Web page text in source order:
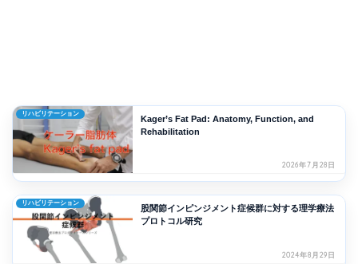
リハビリテーション
Kager’s Fat Pad: Anatomy, Function, and
Rehabilitation
2026年7月28日
リハビリテーション
股関節インピンジメント症候群に対する理学療法
プロトコル研究
2024年8月29日